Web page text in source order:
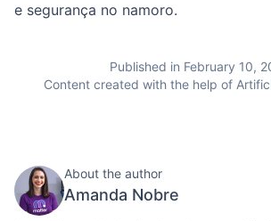
e segurança no namoro.
Published in February 10,
Content created with the help of
About the author
Amanda Nobre